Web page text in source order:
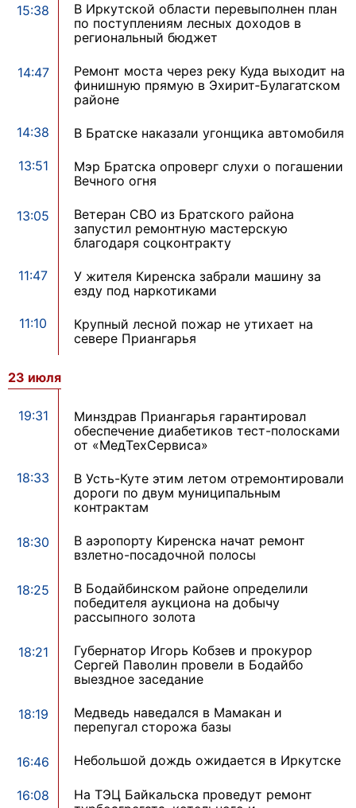
15:38
В Иркутской области перевыполнен план
по поступлениям лесных доходов в
региональный бюджет
14:47
Ремонт моста через реку Куда выходит на
финишную прямую в Эхирит‑Булагатском
районе
14:38 В Братске наказали угонщика автомобиля
13:51
Мэр Братска опроверг слухи о погашении
Вечного огня
13:05
Ветеран СВО из Братского района
запустил ремонтную мастерскую
благодаря соцконтракту
11:47
У жителя Киренска забрали машину за
езду под наркотиками
11:10
Крупный лесной пожар не утихает на
севере Приангарья
23 июля
19:31
Минздрав Приангарья гарантировал
обеспечение диабетиков тест-полосками
от «МедТехСервиса»
18:33
В Усть-Куте этим летом отремонтировали
дороги по двум муниципальным
контрактам
18:30
В аэропорту Киренска начат ремонт
взлетно-посадочной полосы
18:25
В Бодайбинском районе определили
победителя аукциона на добычу
рассыпного золота
18:21
Губернатор Игорь Кобзев и прокурор
Сергей Паволин провели в Бодайбо
выездное заседание
18:19
Медведь наведался в Мамакан и
перепугал сторожа базы
16:46 Небольшой дождь ожидается в Иркутске
16:08
На ТЭЦ Байкальска проведут ремонт